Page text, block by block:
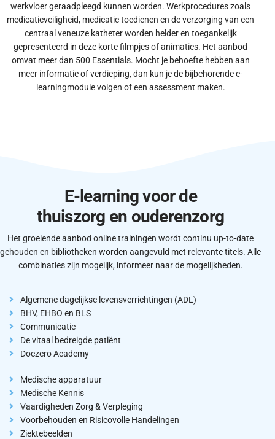
werkvloer geraadpleegd kunnen worden. Werkprocedures zoals
medicatieveiligheid, medicatie toedienen en de verzorging van een
centraal veneuze katheter worden helder en toegankelijk
gepresenteerd in deze korte filmpjes of animaties. Het aanbod
omvat meer dan 500 Essentials. Mocht je behoefte hebben aan
meer informatie of verdieping, dan kun je de bijbehorende e-
learningmodule volgen of een assessment maken.
E-learning voor de
thuiszorg en ouderenzorg
Het groeiende aanbod online trainingen wordt continu up-to-date
gehouden en bibliotheken worden aangevuld met relevante titels.Alle
combinaties zijn mogelijk, informeer naar de mogelijkheden.
Algemene dagelijkse levensverrichtingen (ADL)
BHV, EHBO en BLS
Communicatie
De vitaal bedreigde patiënt
Doczero Academy
Medische apparatuur
Medische Kennis
Vaardigheden Zorg & Verpleging
Voorbehouden en Risicovolle Handelingen
Ziektebeelden